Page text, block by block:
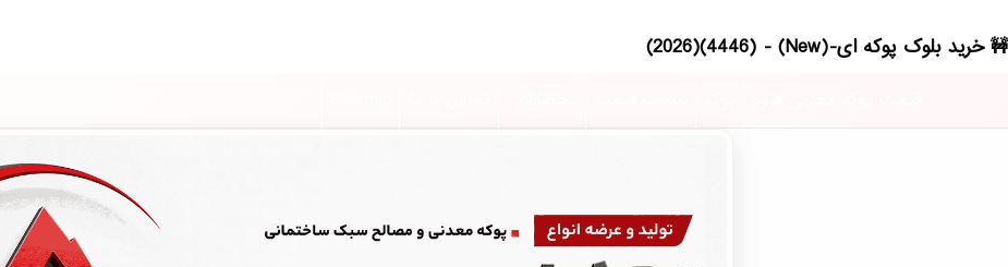
خرید بلوک پوکه ای-(New) - (4446)(2026)